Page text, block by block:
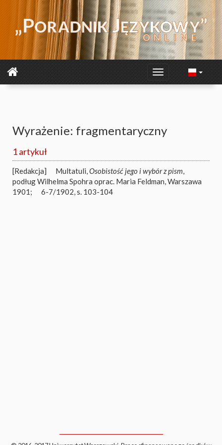
Wyrażenie: fragmentaryczny
1 artykuł
[Redakcja] Multatuli,Osobistość jego i wybór z pism,
podług Wilhelma Spohra oprac. Maria Feldman, Warszawa
1901;
6-7/1902, s. 103-104